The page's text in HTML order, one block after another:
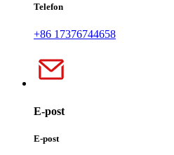
Telefon
+86 17376744658
E-post
E-post